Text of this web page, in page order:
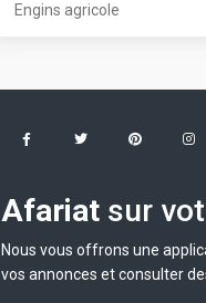
Engins agricole
Afariat sur
Nous vous offrons une
vos annonces et consulter